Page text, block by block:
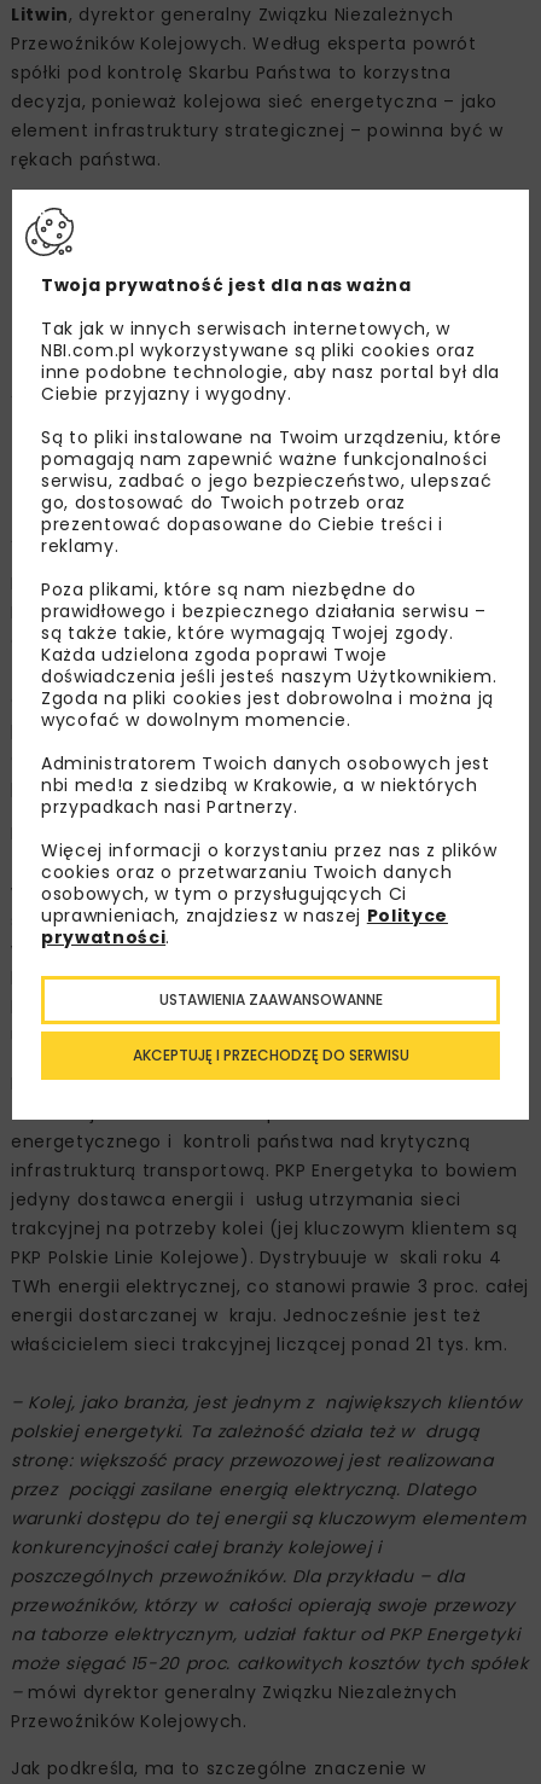
Litwin, dyrektor generalny Związku Niezależnych
Przewoźników Kolejowych. Według eksperta powrót
spółki pod kontrolę Skarbu Państwa to korzystna
decyzja, ponieważ kolejowa sieć energetyczna – jako
element infrastruktury strategicznej – powinna być w
rękach państwa.
– PKP Energetyka jest jedynym dystrybutorem energii
elektrycznej dla kolei. Powrót tej spółki w obręb
bezpośredniej kontroli właścicielskiej Skarbu Państwa jest
więc dobrą decyzją i mówię to jako zwolennik
liberalnego spojrzenia na gospodarkę –podkreśla
Michał Litwin .– Jeśli państwo uważa, że w celu
zabezpieczenia swoich strategicznych interesów powinno
aktywa związane ze strategiczną infrastrukturą
transportową i przesyłową. Nie ma najmniejszych
wątpliwości, że aktywa PKP Energetyki się do nich
zaliczają.
Pod koniec grudnia, po ponad dwuletnich negocjacjach,
Polska Grupa Energetyczna podpisała z funduszem CVC
Capital Partners wstępne porozumienie w sprawie
zakupu 100 proc. udziałów PKP Energetyka. Tym samym
energetyczno-kolejowa spółka po siedmiu latach od
prywatyzacji wróci pod kontrolę Skarbu Państwa. Jej
operacyjne przejęcie przez PGE ma nastąpić na
początku kwietnia br.
zł. Przejmie też jej zadłużenie zaciągnięte na inwestycje
w ostatnich latach. Transakcja ma zostać
sfinansowana kredytem, w mniejszym stopniu środkami
własnymi Grupy PGE, która prowadzi obecnie rozmowy z
bankami na ten temat. Jednym z ostatnich kroków
będzie też uzyskanie wymaganych zgód, m.in. ze strony
UOKiK.
Eksperci wskazują przede wszystkim na wagę tej
energetycznego i kontroli państwa nad krytyczną
infrastrukturą transportową. PKP Energetyka to bowiem
jedyny dostawca energii i usług utrzymania sieci
trakcyjnej na potrzeby kolei (jej kluczowym klientem są
PKP Polskie Linie Kolejowe). Dystrybuuje w skali roku 4
TWh energii elektrycznej, co stanowi prawie 3 proc. całej
energii dostarczanej w kraju. Jednocześnie jest też
właścicielem sieci trakcyjnej liczącej ponad 21 tys. km.
– Kolej, jako branża, jest jednym z największych klientów
polskiej energetyki. Ta zależność działa też w drugą
stronę: większość pracy przewozowej jest realizowana
przez pociągi zasilane energią elektryczną. Dlatego
warunki dostępu do tej energii są kluczowym elementem
konkurencyjności całej branży kolejowej i
poszczególnych przewoźników. Dla przykładu – dla
przewoźników, którzy w całości opierają swoje przewozy
na taborze elektrycznym, udział faktur od PKP Energetyki
może sięgać 15-20 proc. całkowitych kosztów tych spółek
–mówi dyrektor generalny Związku Niezależnych
Przewoźników Kolejowych.
Jak podkreśla, ma to szczególne znaczenie w
Twoja prywatność jest dla nas ważna
Tak jak w innych serwisach internetowych, w
NBI.com.pl wykorzystywane są pliki cookies oraz
inne podobne technologie, aby nasz portal był dla
Ciebie przyjazny i wygodny.
Są to pliki instalowane na Twoim urządzeniu, które
pomagają nam zapewnić ważne funkcjonalności
serwisu, zadbać o jego bezpieczeństwo, ulepszać
go, dostosować do Twoich potrzeb oraz
prezentować dopasowane do Ciebie treści i
reklamy.
Poza plikami, które są nam niezbędne do
prawidłowego i bezpiecznego działania serwisu –
są także takie, które wymagają Twojej zgody.
Każda udzielona zgoda poprawi Twoje
doświadczenia jeśli jesteś naszym Użytkownikiem.
Zgoda na pliki cookies jest dobrowolna i można ją
wycofać w dowolnym momencie.
Administratorem Twoich danych osobowych jest
nbi med!a z siedzibą w Krakowie, a w niektórych
przypadkach nasi Partnerzy.
Więcej informacji o korzystaniu przez nas z plików
cookies oraz o przetwarzaniu Twoich danych
osobowych, w tym o przysługujących Ci
uprawnieniach, znajdziesz w naszej Polityce
prywatności.
AKCEPTUJĘ I PRZECHODZĘ DO SERWISU
USTAWIENIA ZAAWANSOWANNE